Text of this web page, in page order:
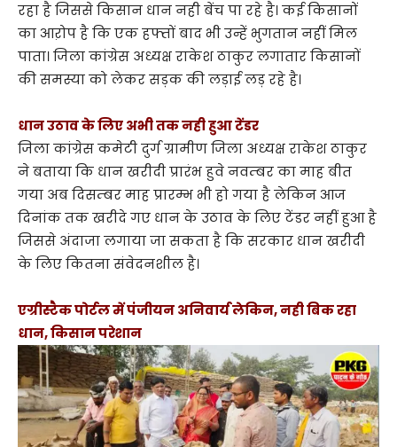
रहा है जिससे किसान धान नही बेंच पा रहे है। कई किसानों
का आऱोप है कि एक हफ्तों बाद भी उन्हें भुगतान नहीं मिल
पाता। जिला कांग्रेस अध्यक्ष राकेश ठाकुर लगातार किसानों
की समस्या को लेकर सड़क की लड़ाई लड़ रहे है।
धान उठाव के लिए अभी तक नही हुआ टेंडर
जिला कांग्रेस कमेटी दुर्ग ग्रामीण जिला अध्यक्ष राकेश ठाकुर
ने बताया कि धान खरीदी प्रारंभ हुवे नवम्बर का माह बीत
गया अब दिसम्बर माह प्रारम्भ भी हो गया है लेकिन आज
दिनांक तक खरीदे गए धान के उठाव के लिए टेंडर नहीं हुआ है
जिससे अंदाजा लगाया जा सकता है कि सरकार धान खरीदी
के लिए कितना संवेदनशील है।
एग्रीस्टैक पोर्टल में पंजीयन अनिवार्य लेकिन, नही बिक रहा
धान, किसान परेशान